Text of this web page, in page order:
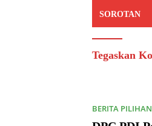
SOROTAN
Tegaskan
BERITA